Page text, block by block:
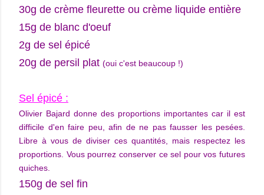
30g de crème fleurette ou crème liquide entière
15g de blanc d'oeuf
2g de sel épicé
20g de persil plat (oui c'est beaucoup !)
Sel épicé :
Olivier Bajard donne des proportions importantes car il est
difficile d'en faire peu, afin de ne pas fausser les pesées.
Libre à vous de diviser ces quantités, mais respectez les
proportions. Vous pourrez conserver ce sel pour vos futures
quiches.
150g de sel fin